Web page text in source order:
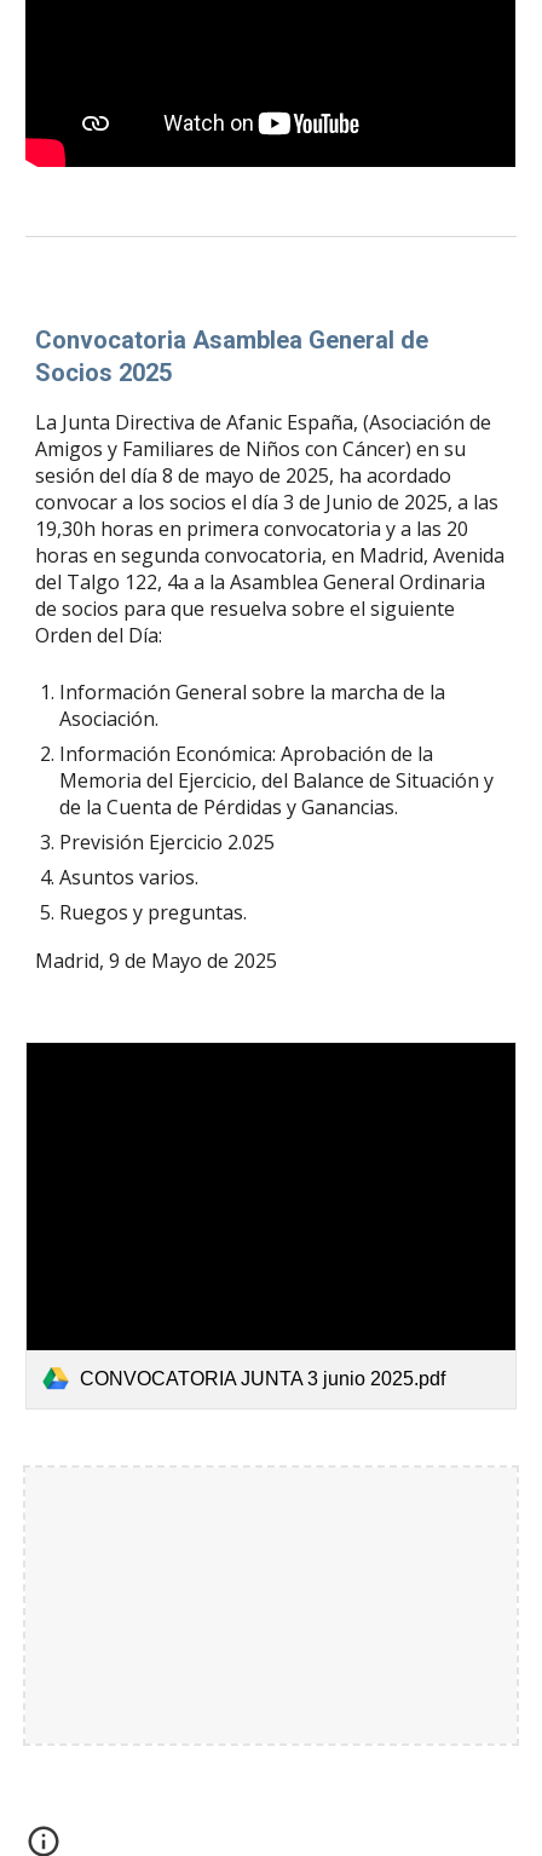
Convocatoria Asamblea General de
Socios 2025
La Junta Directiva de Afanic España, (Asociación de
Amigos y Familiares de Niños con Cáncer) en su
sesión del día 8 de mayo de 2025, ha acordado
convocar a los socios el día 3 de Junio de 2025, a las
19,30h horas en primera convocatoria y a las 20
horas en segunda convocatoria, en Madrid, Avenida
del Talgo 122, 4a a la Asamblea General Ordinaria
de socios para que resuelva sobre el siguiente
Orden del Día:
Información General sobre la marcha de la
Asociación.
Información Económica: Aprobación de la
Memoria del Ejercicio, del Balance de Situación y
de la Cuenta de Pérdidas y Ganancias.
Previsión Ejercicio 2.025
Asuntos varios.
Ruegos y preguntas.
Madrid, 9 de Mayo de 2025
CONVOCATORIA JUNTA 3 junio 2025.pdf